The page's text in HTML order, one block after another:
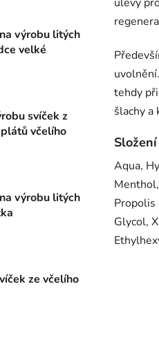
výrobu litých
velké
svíček z
včelího
výrobu litých
ze včelího
tehdy
šlachy a
Složení
Aqua,
Propolis
Glycol,